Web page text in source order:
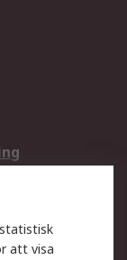
att visa